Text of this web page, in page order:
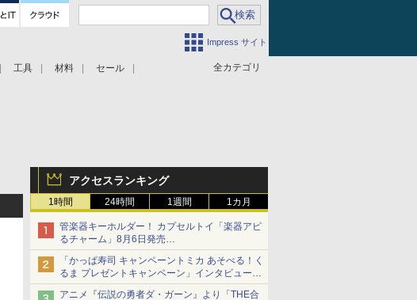
Impress サイト
全カテゴリ
工具 材料 セール
アクセスランキング
1時間 24時間 1週間 1カ月
管楽器キーホルダー！ カプセルトイ「楽器アピ
るチャーム」8月6日発売
チューバ、テナサクなど5種各3色
「かっぱ寿司 キャンペーントミカ あそべる！く
るま プレゼントキャンペーン」インタビュー
子どもが楽しめるかっぱ寿司ならではの体験と
アニメ『伝説の勇者ダ・ガーン』より「THE合